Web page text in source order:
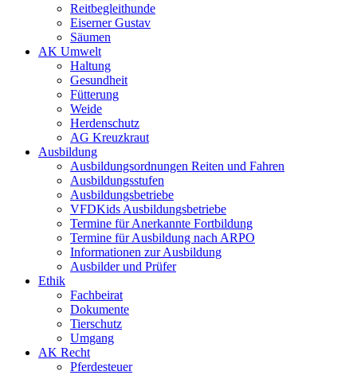
Reitbegleithunde
Eiserner Gustav
Säumen
AK Umwelt
Haltung
Gesundheit
Fütterung
Weide
Herdenschutz
AG Kreuzkraut
Ausbildung
Ausbildungsordnungen Reiten und Fahren
Ausbildungsstufen
Ausbildungsbetriebe
VFDKids Ausbildungsbetriebe
Termine für Anerkannte Fortbildung
Termine für Ausbildung nach ARPO
Informationen zur Ausbildung
Ausbilder und Prüfer
Ethik
Fachbeirat
Dokumente
Tierschutz
Umgang
AK Recht
Pferdesteuer